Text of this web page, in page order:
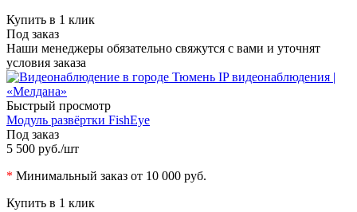
Купить в 1 клик
Под заказ
Наши менеджеры обязательно свяжутся с вами и уточнят
условия заказа
Быстрый просмотр
Модуль развёртки FishEye
Под заказ
5 500 руб./шт
* Минимальный заказ от 10 000 руб.
Купить в 1 клик